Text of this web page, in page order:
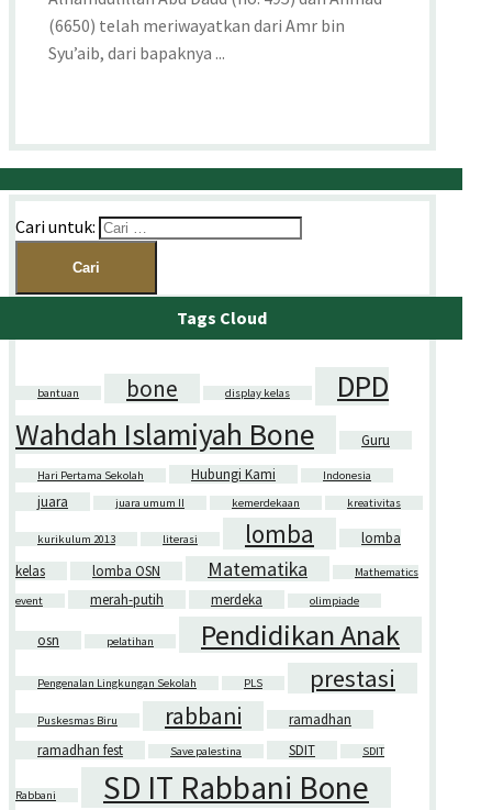
(6650) telah meriwayatkan dari Amr bin
Syu’aib, dari bapaknya ...
Cari untuk:
Tags Cloud
bantuan bone display kelas
DPD
Wahdah Islamiyah Bone
Guru
Hari Pertama Sekolah Hubungi Kami Indonesia
juara juara umum II kemerdekaan kreativitas
kurikulum 2013 literasi lomba
lomba
kelas
lomba OSN Matematika
Mathematics
event
merah-putih merdeka olimpiade
osn pelatihan Pendidikan Anak
Pengenalan Lingkungan Sekolah PLS prestasi
Puskesmas Biru rabbani
ramadhan
ramadhan fest
Save palestina SDIT SDIT
Rabbani SD IT Rabbani Bone